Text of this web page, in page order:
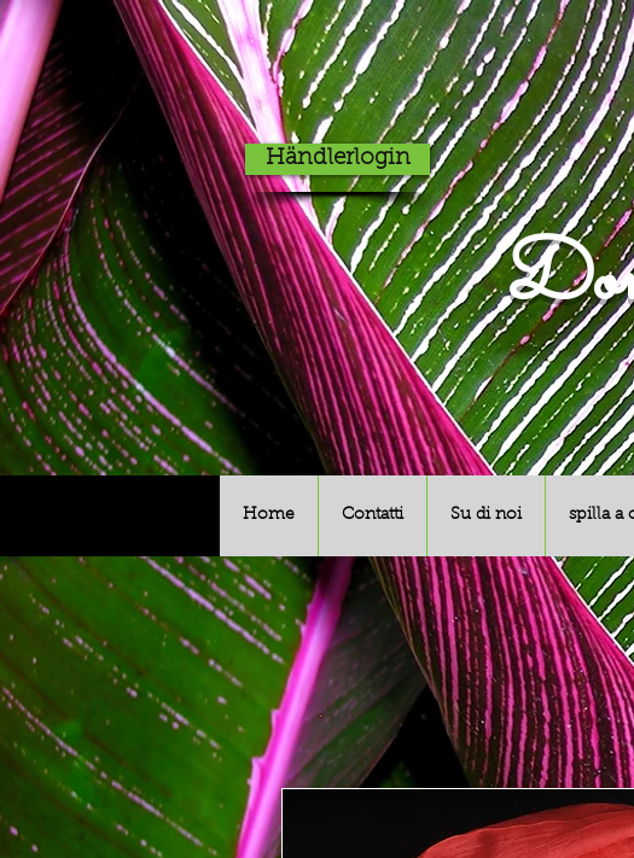
Händlerlogin
Home Contatti Su di noi spilla a